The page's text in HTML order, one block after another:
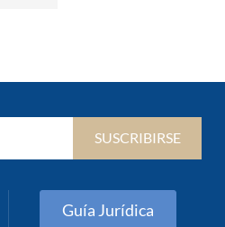
SUSCRIBIRSE
Guía Jurídica